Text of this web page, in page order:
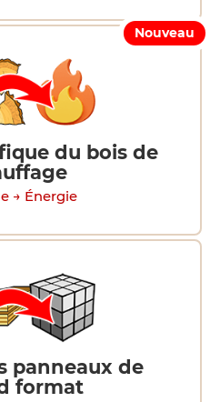
Nouveau
du bois de
→ Énergie
panneaux de
format